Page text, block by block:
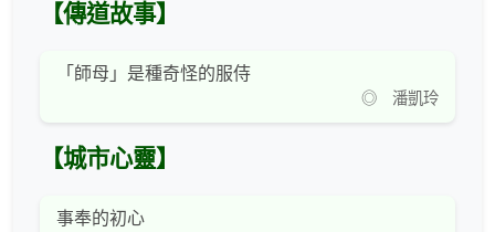
【傳道故事】
「師母」是種奇怪的服侍
◎ 潘凱玲
【城市心靈】
事奉的初心